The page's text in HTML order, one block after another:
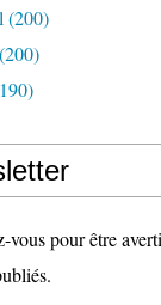
(200)
vous pour être